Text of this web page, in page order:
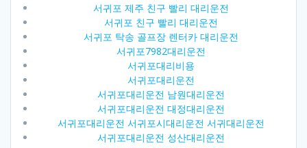
서귀포 제주 친구 빨리 대리운전
서귀포 친구 빨리 대리운전
서귀포 탁송 골프장 렌터카 대리운전
서귀포7982대리운전
서귀포대리비용
서귀포대리운전
서귀포대리운전 남원대리운전
서귀포대리운전 대정대리운전
서귀포대리운전 서귀포시대리운전 서귀대리운전
서귀포대리운전 성산대리운전